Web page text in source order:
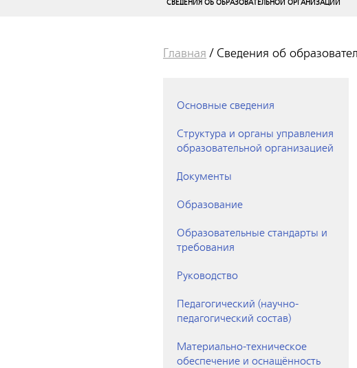
СВЕДЕНИЯ ОБ ОБРАЗОВАТЕЛЬНОЙ ОРГАНИЗАЦИИ
Главная / Сведения об
Основные сведения
Структура и органы управления
образовательной организацией
Документы
Образование
Образовательные стандарты и
требования
Руководство
Педагогический (научно-
педагогический состав)
Материально-техническое
обеспечение и оснащённость